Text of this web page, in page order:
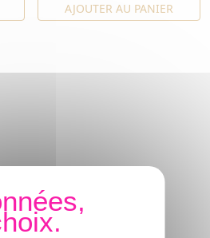
AJOUTER AU PANIER